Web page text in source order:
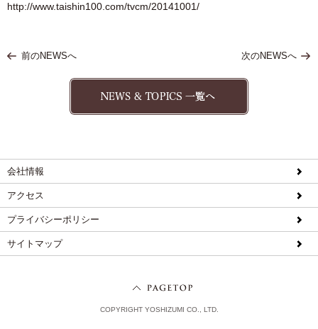
http://www.taishin100.com/tvcm/20141001/
前のNEWSへ 次のNEWSへ
会社情報
アクセス
プライバシーポリシー
サイトマップ
COPYRIGHT YOSHIZUMI CO., LTD.